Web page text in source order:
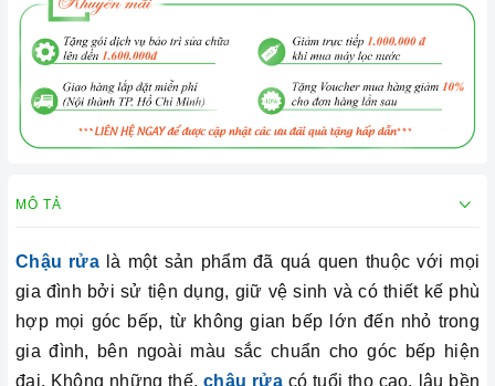
MÔ TẢ
Chậu rửalà một sản phẩm đã quá quen thuộc với mọi
gia đình bởi sử tiện dụng, giữ vệ sinh và cóthiết kế phù
hợp mọi góc bếp, từ không gian bếp lớn đến nhỏ trong
gia đình, bên ngoài màu sắc chuẩn cho góc bếp hiện
đại. Không những thế,chậu rửacó tuổi thọ cao, lâu bền